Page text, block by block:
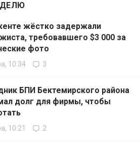
жёстко задержали
требовавшего $3 000 за
фото
10:34 3
БПИ Бектемирского района
долг для фирмы, чтобы
10:21 2